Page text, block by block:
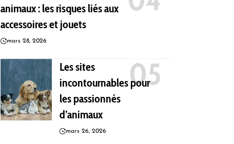
animaux : les risques liés aux
accessoires et jouets
mars 28, 2026
Les sites
incontournables pour
les passionnés
d’animaux
mars 26, 2026